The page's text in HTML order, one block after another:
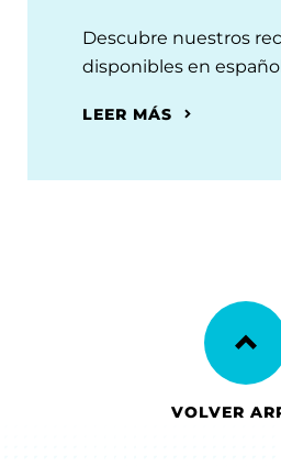
Descubre nuestros
disponibles en
LEER MÁS
VOLVER